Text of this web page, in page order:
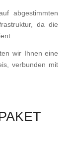
abgestimmten
da die
wir Ihnen eine
verbunden mit